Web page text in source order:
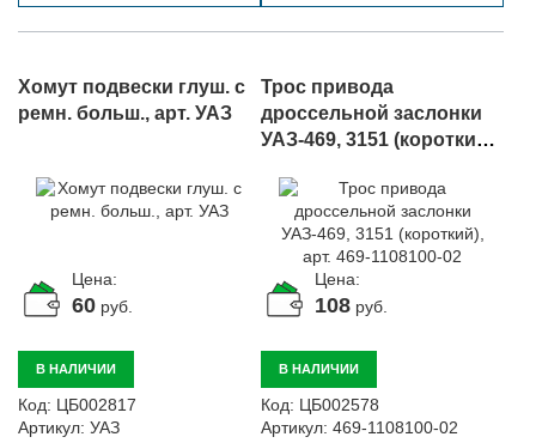
Хомут подвески глуш. с
ремн. больш., арт. УАЗ
Цена:
60 руб.
В НАЛИЧИИ
Код: ЦБ002817
Артикул: УАЗ
Трос привода
дроссельной заслонки
УАЗ-469, 3151 (короткий),
Цена:
108 руб.
В НАЛИЧИИ
Код: ЦБ002578
Артикул: 469-1108100-02